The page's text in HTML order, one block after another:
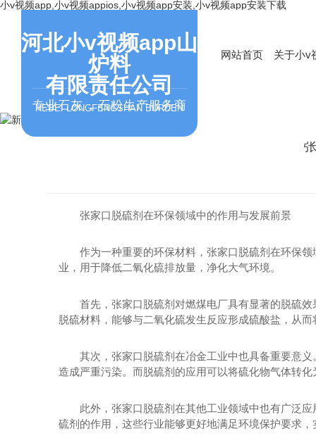
小v视频app,小v视频appios,小v视频app安装,小v视频app安装下载
河北小v视频app山
炉料
有限责任公司
HEBEI LONGFENGSHAN BURDEN
专业石灰，石粉生产服务商
网站首页 关于小v
张家口脱硫剂在环保领域中的作用与发展前景
作为一种重要的环保材料，张家口脱硫剂在环保领
业，用于降低二氧化硫排放量，净化大气环境。
首先，张家口脱硫剂对燃煤电厂具有显著的脱硫效
脱硫材料，能够与二氧化硫发生反应形成硫酸盐，
其次，张家口脱硫剂在冶金工业中也具备重要意
造成严重污染。而脱硫剂的应用可以将硫化物气体转化
此外，张家口脱硫剂在其他工业领域中也有广泛应
硫剂的作用，这些行业能够更好地满足环境保护要求